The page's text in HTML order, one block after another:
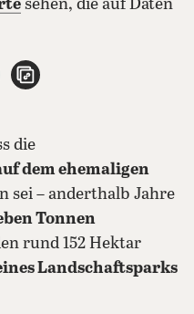
sehen, die auf Daten
teilen
per E-Mail teilen
die
dem ehemaligen
sei – anderthalb Jahre
Tonnen
rund 152 Hektar
Landschaftsparks